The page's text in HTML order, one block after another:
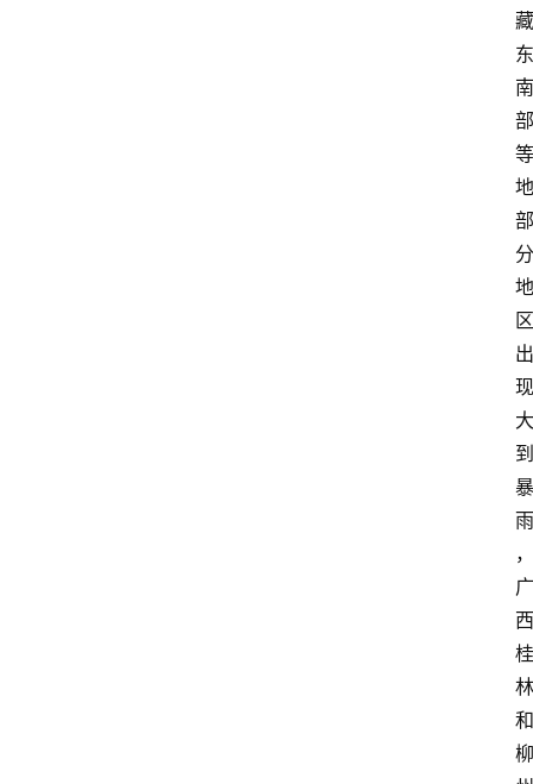
藏
东
南
部
等
地
部
分
地
区
出
现
大
到
暴
雨
，
广
西
桂
林
和
柳